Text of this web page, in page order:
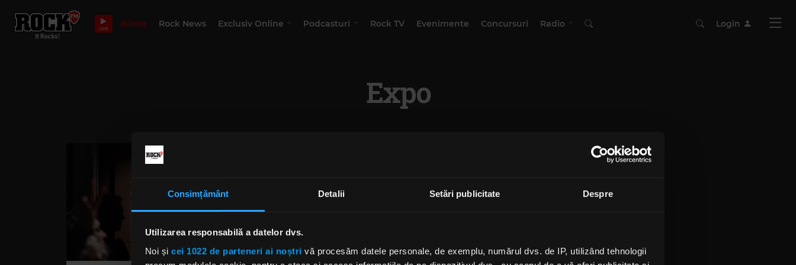
Consimțământ Detalii Setări publicitate Despre
Utilizarea responsabilă a datelor dvs.
Noi și cei 1022 de parteneri ai noștri vă procesăm datele personale, de exemplu, numărul dvs. de IP, utilizând tehnologii
LIVE Bilete Rock News Exclusiv Online Podcasturi Rock TV Evenimente Concursuri Radio Login
Expo